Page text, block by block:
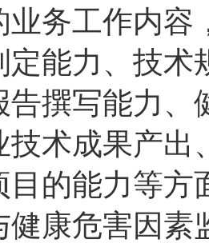
业务工作内容
定能力、技术
告撰写能力、
技术成果产出
目的能力等
健康危害因素